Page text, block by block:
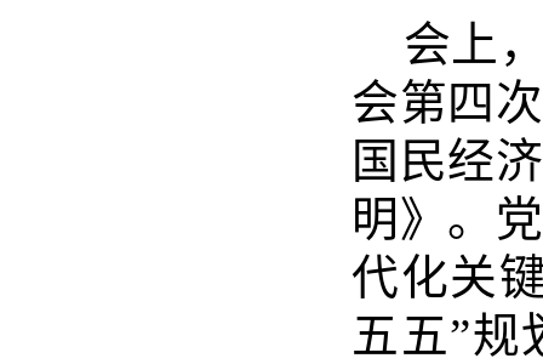
会上
会第四
国民经
明》。
代化关
五五”